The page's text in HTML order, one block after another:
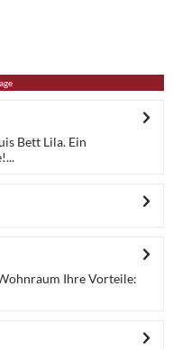
Bett Lila. Ein
Ihre Vorteile: